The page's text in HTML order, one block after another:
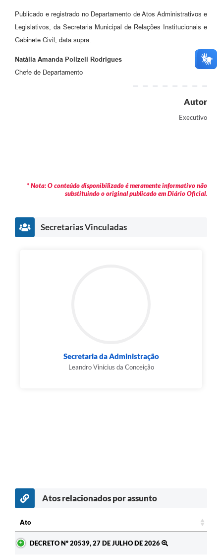
Publicado e registrado no Departamento de Atos Administrativos e
Legislativos, da Secretaria Municipal de Relações Institucionais e
Gabinete Civil, data supra.
Natália Amanda Polizeli Rodrigues
Chefe de Departamento
Autor
Executivo
* Nota: O conteúdo disponibilizado é meramente informativo não
substituindo o original publicado em Diário Oficial.
Secretarias Vinculadas
Secretaria da Administração
Leandro Vinícius da Conceição
Atos relacionados por assunto
Ato
DECRETO Nº 20539, 27 DE JULHO DE 2026